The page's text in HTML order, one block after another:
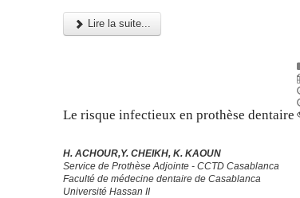
Lire la suite...
Le risque infectieux en prothèse dentaire
H. ACHOUR,Y. CHEIKH, K. KAOUN
Service de Prothèse Adjointe - CCTD Casablanca
Faculté de médecine dentaire de Casablanca
Université Hassan II